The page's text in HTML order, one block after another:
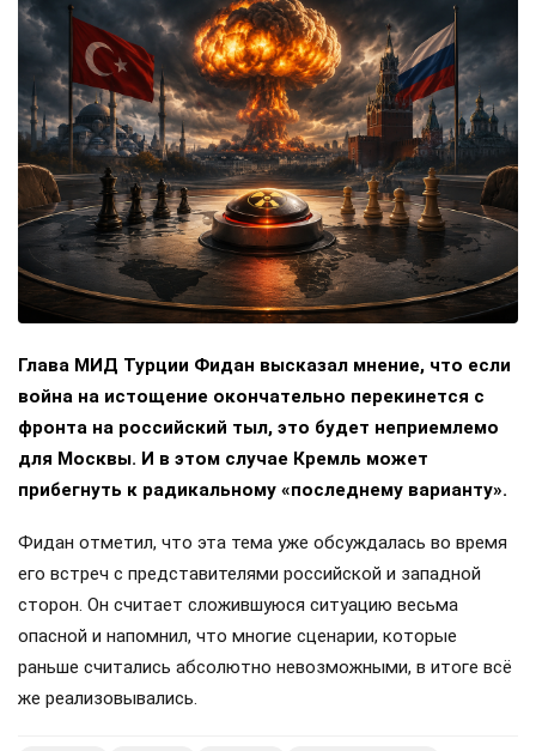
Глава МИД Турции Фидан высказал мнение, что если
война на истощение окончательно перекинется с
фронта на российский тыл, это будет неприемлемо
для Москвы. И в этом случае Кремль может
прибегнуть к радикальному «последнему варианту».
Фидан отметил, что эта тема уже обсуждалась во время
его встреч с представителями российской и западной
сторон. Он считает сложившуюся ситуацию весьма
опасной и напомнил, что многие сценарии, которые
раньше считались абсолютно невозможными, в итоге всё
же реализовывались.